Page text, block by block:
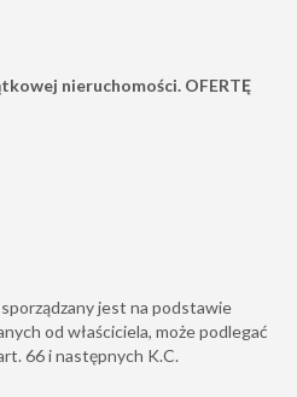
nieruchomości. OFERTĘ
jest na podstawie
od właściciela, może podlegać
66 i następnych K.C.